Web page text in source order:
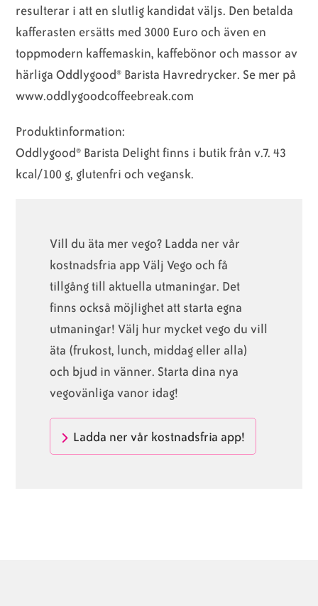
resulterar i att en slutlig kandidat väljs. Den betalda
kafferasten ersätts med 3000 Euro och även en
toppmodern kaffemaskin, kaffebönor och massor av
härliga Oddlygood® Barista Havredrycker. Se mer på
www.oddlygoodcoffeebreak.com
Produktinformation:
Oddlygood® Barista Delight finns i butik från v.7. 43
kcal/100 g, glutenfri och vegansk.
Vill du äta mer vego? Ladda ner vår
kostnadsfria app Välj Vego och få
tillgång till aktuella utmaningar. Det
finns också möjlighet att starta egna
utmaningar! Välj hur mycket vego du vill
äta (frukost, lunch, middag eller alla)
och bjud in vänner. Starta dina nya
vegovänliga vanor idag!
Ladda ner vår kostnadsfria app!